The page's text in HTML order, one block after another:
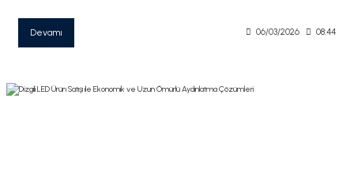
Devamı 06/03/2026 08:44